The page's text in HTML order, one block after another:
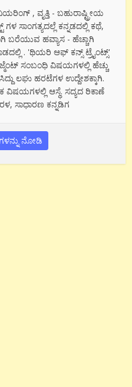
, ವೃತ್ತಿ - ಬಹುರಾಷ್ಟ್ರೀಯ
ಗಳ ಸಾಂಗತ್ಯದಲ್ಲೆ ಕನ್ನಡದಲ್ಲಿ ಕಥೆ,
ಬರೆಯುವ ಹವ್ಯಾಸ - ಹೆಚ್ಚಾಗಿ
. 'ಥಿಯರಿ ಆಫ್ ಕನ್ಸ್ ಟ್ರೈಂಟ್ಸ್'
ಸಂಬಂಧಿ ವಿಷಯಗಳಲ್ಲಿ ಹೆಚ್ಚು
ಲಘು ಹರಟೆಗಳ ಉದ್ದೇಶಕ್ಕಾಗಿ.
ವಿಷಯಗಳಲ್ಲಿ ಆಸ್ಥೆ. ಸದ್ಯದ ಠಿಕಾಣೆ
ಸಾಧಾರಣ ಕನ್ನಡಿಗ
ನೋಡಿ